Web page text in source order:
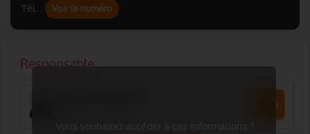
Tél. : Voir le numéro
Vous souhaitez accéder à ces informations ?